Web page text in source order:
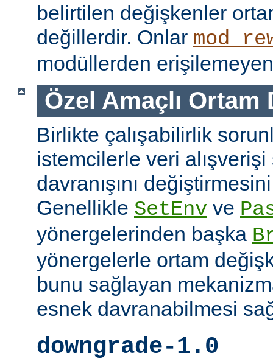
belirtilen değişkenler
değillerdir. Onlar
modüllerden
Özel Amaçlı
Birlikte çalışabilirlik
istemcilerle veri alışverişi
davranışını
Genellikle SetEnv ve
yönergelerinden başka
yönergelerle ortam
bunu sağlayan
esnek davranabilmesi
downgrade-1.0